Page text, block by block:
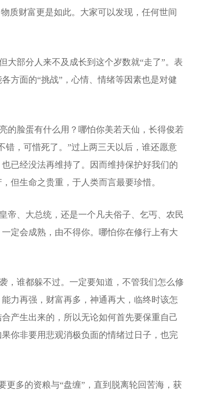
质财富更是如此。大家可以发现，任何世间
部分人来不及成长到这个岁数就“走了”。表
方面的“挑战”，心情、情绪等因素也是对健
脸蛋有什么用？哪怕你美若天仙，长得俊若
，可惜死了。”过上两三天以后，谁还愿意
已经没法再维持了。因而维持保护好我们的
生命之贵重，于人类而言最要珍惜。
、大总统，还是一个凡夫俗子、乞丐、农民
定会成熟，由不得你。哪怕你在修行上有大
谁都躲不过。一定要知道，不管我们怎么修
力再强，财富再多，神通再大，临终时该怎
产生出来的，所以无论如何首先要保重自己
你非要用悲观消极负面的情绪过日子，也完
多的资粮与“盘缠”，直到脱离轮回苦海，获